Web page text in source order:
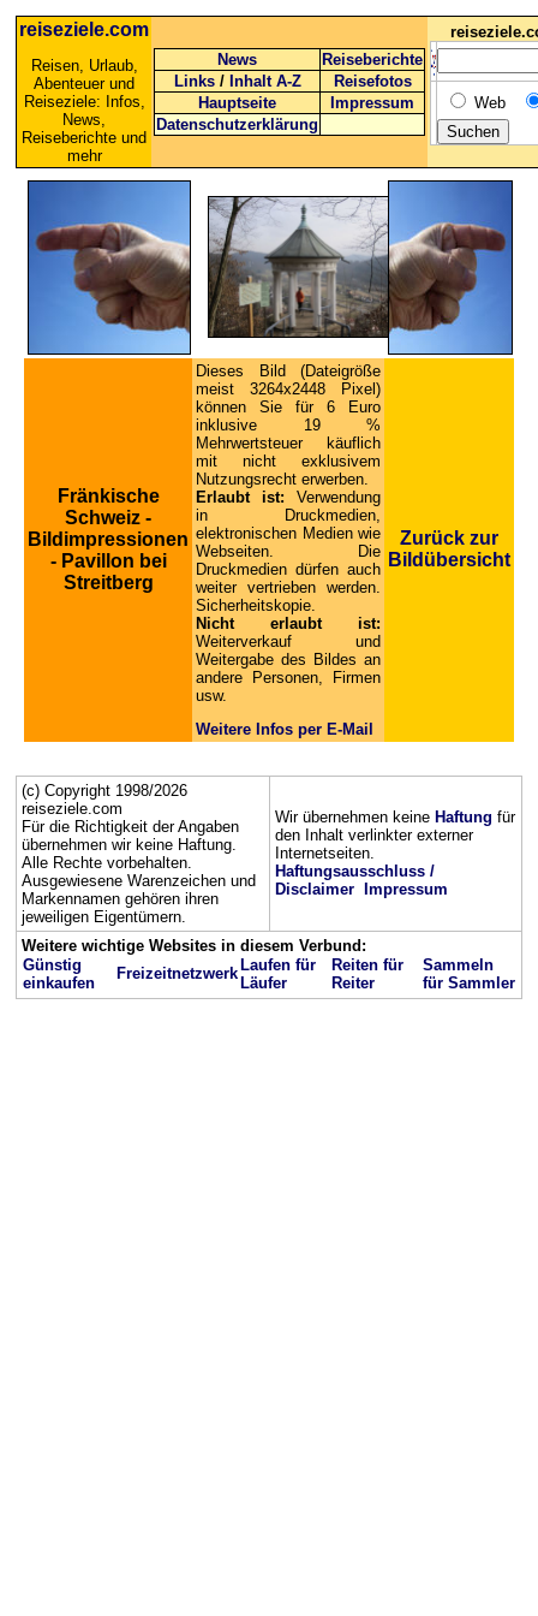
reiseziele.com
Reisen, Urlaub,
Abenteuer und
Reiseziele: Infos,
News,
Reiseberichte und
mehr
News
Reiseberichte
Links / Inhalt A-Z
Reisefotos
Hauptseite
Impressum
Datenschutzerklärung
Web
Fränkische
Schweiz -
Bildimpressionen
- Pavillon bei
Streitberg
Dieses Bild (Dateigröße
meist 3264x2448 Pixel)
können Sie für 6 Euro
inklusive 19 %
Mehrwertsteuer käuflich
mit nicht exklusivem
Nutzungsrecht erwerben.
Erlaubt ist: Verwendung
in Druckmedien,
elektronischen Medien wie
Webseiten. Die
Druckmedien dürfen auch
weiter vertrieben werden.
Sicherheitskopie.
Nicht erlaubt ist:
Weiterverkauf und
Weitergabe des Bildes an
andere Personen, Firmen
usw.
Weitere Infos per E-Mail
Zurück zur
Bildübersicht
(c) Copyright 1998/2026
reiseziele.com
Für die Richtigkeit der Angaben
übernehmen wir keine Haftung.
Alle Rechte vorbehalten.
Ausgewiesene Warenzeichen und
Markennamen gehören ihren
jeweiligen Eigentümern.
Wir übernehmen keine Haftung für
den Inhalt verlinkter externer
Internetseiten.
Haftungsausschluss /
Disclaimer
Impressum
Weitere wichtige Websites in diesem Verbund:
Günstig
einkaufen
Freizeitnetzwerk Laufen für
Läufer
Reiten für
Reiter
Sammeln
für Sammler